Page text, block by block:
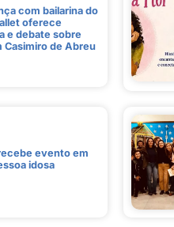
com bailarina do
oferece
e debate sobre
Casimiro de Abreu
evento em
idosa